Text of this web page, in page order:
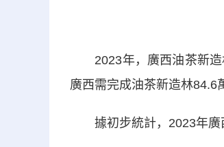
2023年，廣西油茶新造
廣西需完成油茶新造林84.6
據初步統計，2023年廣西